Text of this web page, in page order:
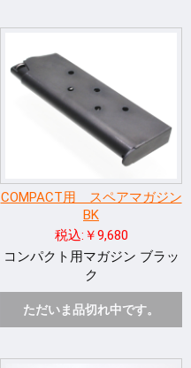
COMPACT用 スペアマガジン
BK
税込:￥9,680
コンパクト用マガジン ブラッ
ク
ただいま品切れ中です。